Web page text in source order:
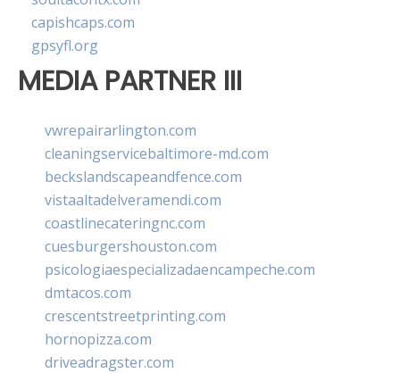
capishcaps.com
gpsyfl.org
MEDIA PARTNER III
vwrepairarlington.com
cleaningservicebaltimore-md.com
beckslandscapeandfence.com
vistaaltadelveramendi.com
coastlinecateringnc.com
cuesburgershouston.com
psicologiaespecializadaencampeche.com
dmtacos.com
crescentstreetprinting.com
hornopizza.com
driveadragster.com